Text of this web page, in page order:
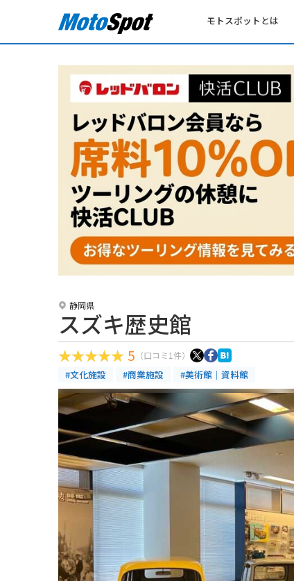
モトスポットとは
静岡県
スズキ歴史館
5 （口コミ1件）
#文化施設 #商業施設 #美術館｜資料館